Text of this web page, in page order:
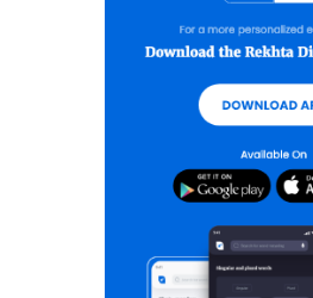
افتخار اعظمی